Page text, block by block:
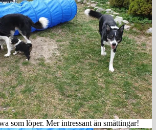
som löper. Mer intressant än småttingar!